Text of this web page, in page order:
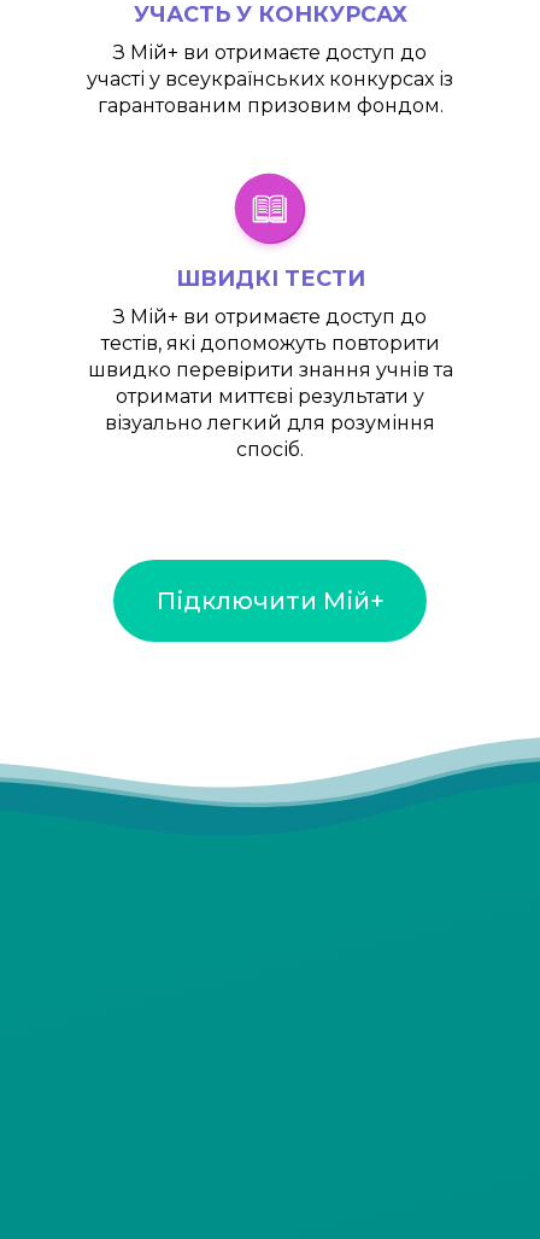
УЧАСТЬ У КОНКУРСАХ
З Мій+ ви отримаєте доступ до
участі у всеукраїнських конкурсах із
гарантованим призовим фондом.
ШВИДКІ ТЕСТИ
З Мій+ ви отримаєте доступ до
тестів, які допоможуть повторити
швидко перевірити знання учнів та
отримати миттєві результати у
візуально легкий для розуміння
спосіб.
Підключити Мій+